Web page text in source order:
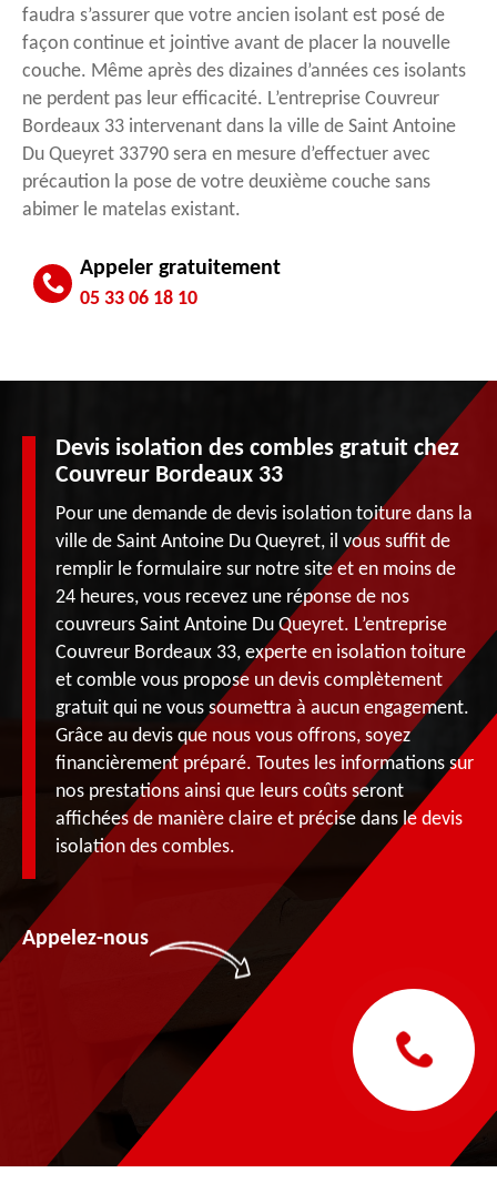
faudra s’assurer que votre ancien isolant est posé de
façon continue et jointive avant de placer la nouvelle
couche. Même après des dizaines d’années ces isolants
ne perdent pas leur efficacité. L’entreprise Couvreur
Bordeaux 33 intervenant dans la ville de Saint Antoine
Du Queyret 33790 sera en mesure d’effectuer avec
précaution la pose de votre deuxième couche sans
abimer le matelas existant.
Appeler gratuitement
05 33 06 18 10
Devis isolation des combles gratuit chez
Couvreur Bordeaux 33
Pour une demande de devis isolation toiture dans la
ville de Saint Antoine Du Queyret, il vous suffit de
remplir le formulaire sur notre site et en moins de
24 heures, vous recevez une réponse de nos
couvreurs Saint Antoine Du Queyret. L’entreprise
Couvreur Bordeaux 33, experte en isolation toiture
et comble vous propose un devis complètement
gratuit qui ne vous soumettra à aucun engagement.
Grâce au devis que nous vous offrons, soyez
financièrement préparé. Toutes les informations sur
nos prestations ainsi que leurs coûts seront
affichées de manière claire et précise dans le devis
isolation des combles.
Appelez-nous